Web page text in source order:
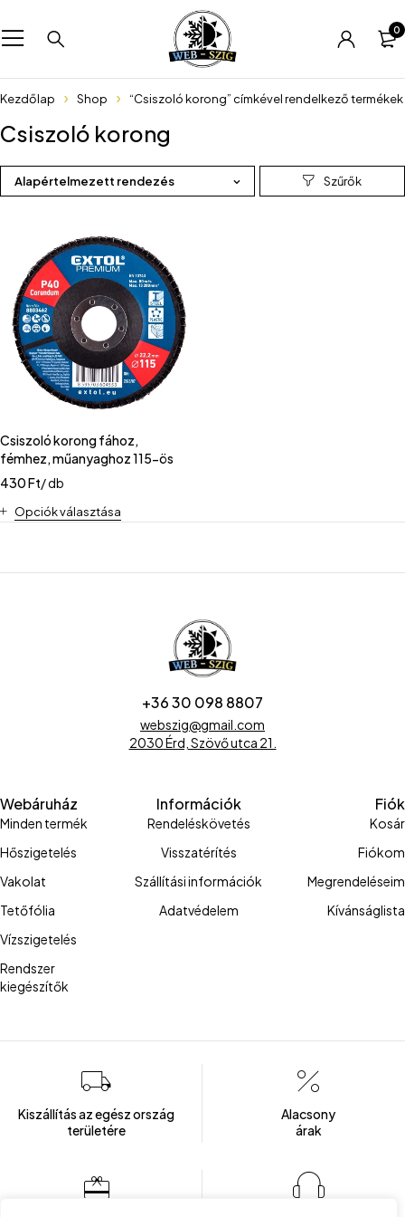
0
Kezdőlap Shop “Csiszoló korong” címkével rendelkező termékek
Csiszoló korong
Alapértelmezett rendezés
Csiszoló korong fához,
fémhez, műanyaghoz 115-ös
430Ft/ db
Opciók választása
+36 30 098 8807
webszig@gmail.com
2030 Érd, Szövő utca 21.
Webáruház
Minden termék
Hőszigetelés
Vakolat
Tetőfólia
Vízszigetelés
Rendszer
kiegészítők
Információk
Rendeléskövetés
Visszatérítés
Szállítási információk
Adatvédelem
Fiók
Kosár
Fiókom
Megrendeléseim
Kívánságlista
Kiszállítás az egész ország
területére
Alacsony
árak